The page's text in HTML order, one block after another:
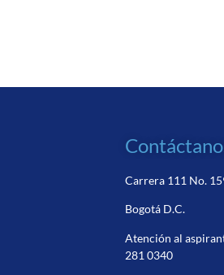
Carrera 111 No.
Bogotá D.C.
Atención al
281 0340